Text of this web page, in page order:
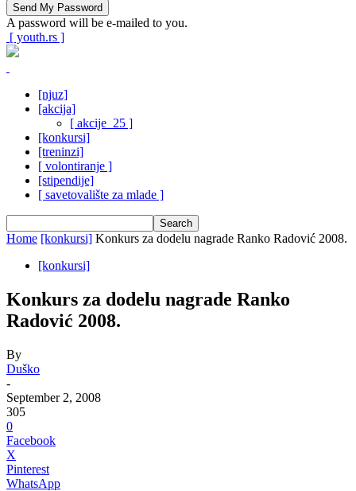
A password will be e-mailed to you.
[ youth.rs ]
[njuz]
[akcija]
[ akcije_25 ]
[konkursi]
[treninzi]
[ volontiranje ]
[stipendije]
[ savetovalište za mlade ]
Home [konkursi] Konkurs za dodelu nagrade Ranko Radović 2008.
[konkursi]
Konkurs za dodelu nagrade Ranko
Radović 2008.
By
Duško
-
September 2, 2008
305
0
Facebook
X
Pinterest
WhatsApp